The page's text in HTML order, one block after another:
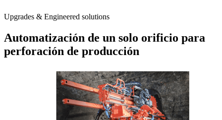
Upgrades & Engineered solutions
Automatización de un solo orificio para
perforación de producción